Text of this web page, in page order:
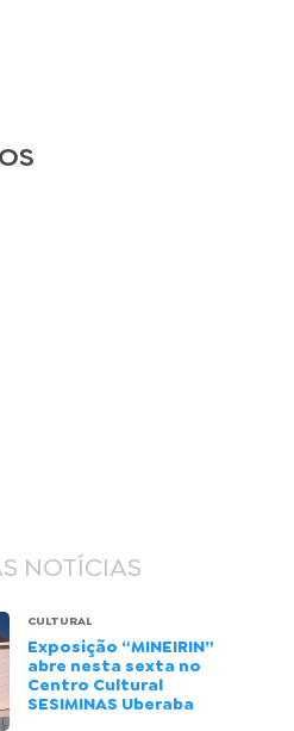
NOTÍCIAS
CULTURAL
Exposição “MINEIRIN”
abre nesta sexta no
Centro Cultural
SESIMINAS Uberaba